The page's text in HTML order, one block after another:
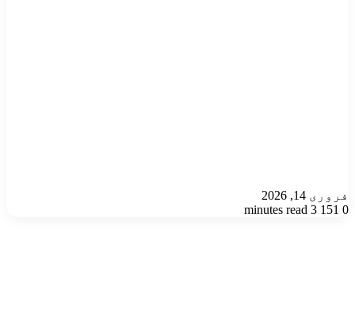
فروری 14, 2026
0
3 minutes read